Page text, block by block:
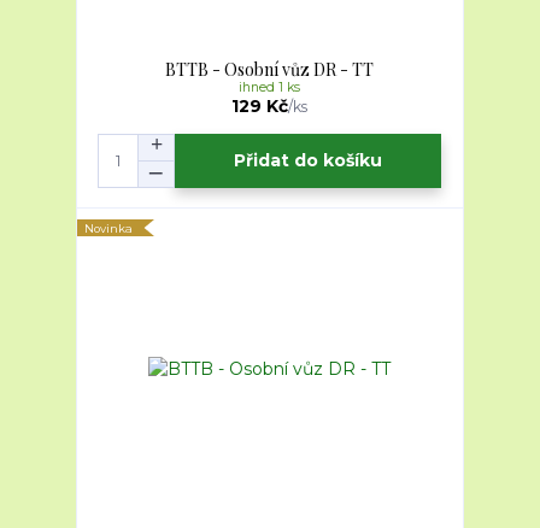
BTTB - Osobní vůz DR - TT
129 Kč/ks
ihned 1 ks
Přidat do košíku
Novinka